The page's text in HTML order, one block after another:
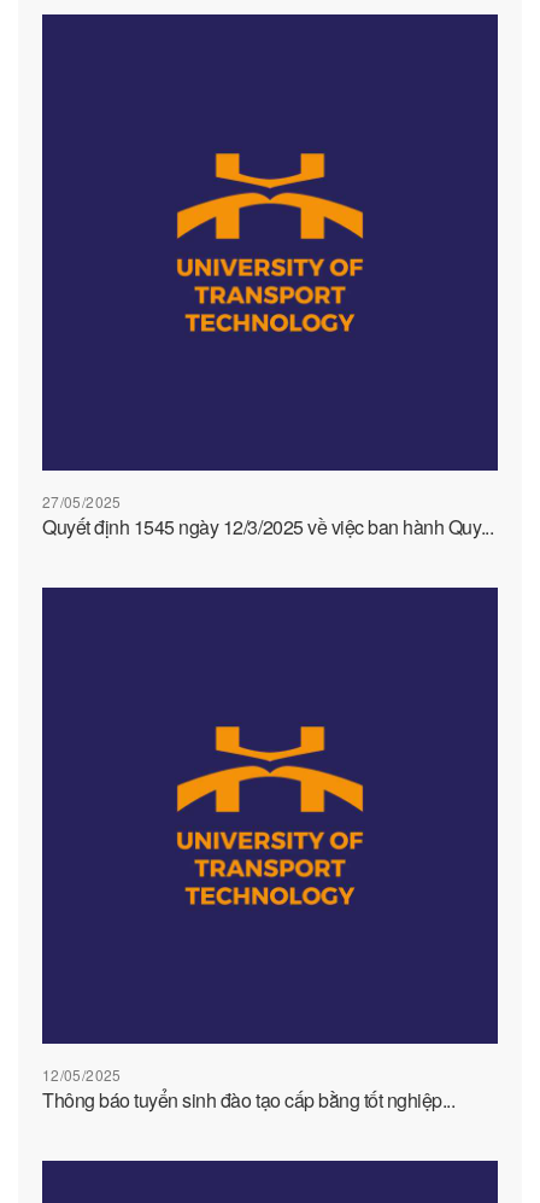
27/05/2025
Quyết định 1545 ngày 12/3/2025 về việc ban hành Quy...
12/05/2025
Thông báo tuyển sinh đào tạo cấp bằng tốt nghiệp...